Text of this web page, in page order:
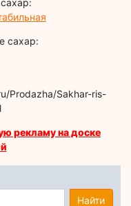
сахар:
Prodazha/Sakhar-ris-
рекламу на доске
Найти